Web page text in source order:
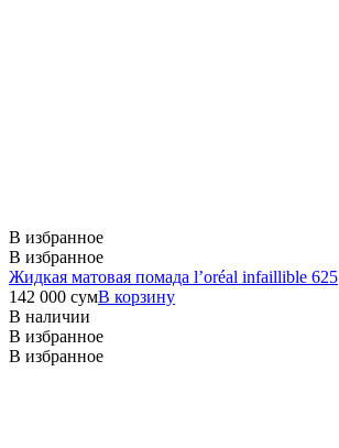
В избранное
В избранное
Жидкая матовая помада l’oréal infaillible 625
142 000 сумВ корзину
В наличии
В избранное
В избранное